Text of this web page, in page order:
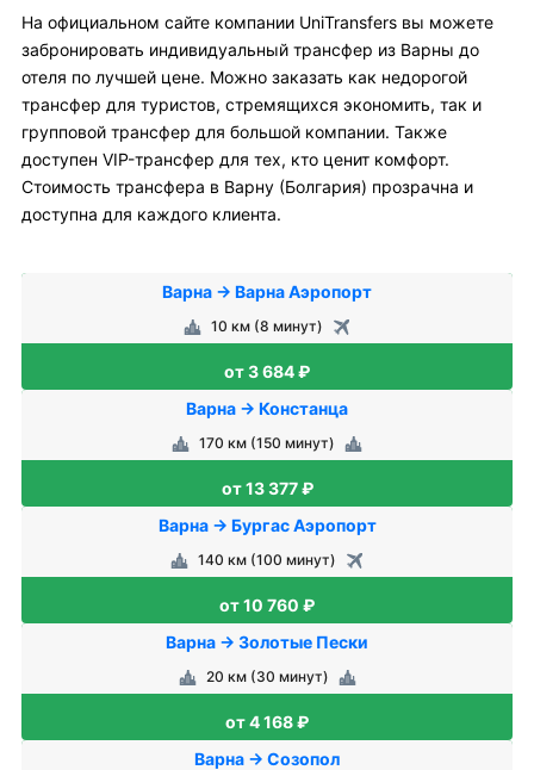
На официальном сайте компании UniTransfers вы можете
забронировать индивидуальный трансфер из Варны до
отеля по лучшей цене. Можно заказать как недорогой
трансфер для туристов, стремящихся экономить, так и
групповой трансфер для большой компании. Также
доступен VIP-трансфер для тех, кто ценит комфорт.
Стоимость трансфера в Варну (Болгария) прозрачна и
доступна для каждого клиента.
Варна → Варна Аэропорт
10 км (8 минут)
от 3 684 ₽
Варна → Констанца
170 км (150 минут)
от 13 377 ₽
Варна → Бургас Аэропорт
140 км (100 минут)
от 10 760 ₽
Варна → Золотые Пески
20 км (30 минут)
от 4 168 ₽
Варна → Созопол